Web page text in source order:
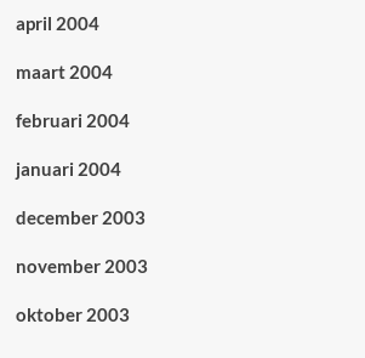
april 2004
maart 2004
februari 2004
januari 2004
december 2003
november 2003
oktober 2003